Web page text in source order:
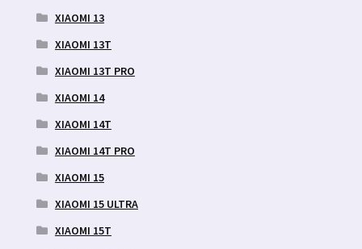
XIAOMI 13
XIAOMI 13T
XIAOMI 13T PRO
XIAOMI 14
XIAOMI 14T
XIAOMI 14T PRO
XIAOMI 15
XIAOMI 15 ULTRA
XIAOMI 15T